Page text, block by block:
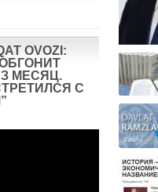
OVOZI:
МЕСЯЦ.
С